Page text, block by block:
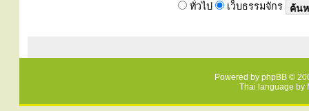
ทั่วไป เว็บธรรมจักร
Powered by phpBB ©
Thai language by